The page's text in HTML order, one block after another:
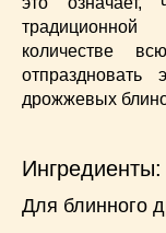
количестве
отпраздновать
дрожжевых
Ингредиенты:
Для блинного